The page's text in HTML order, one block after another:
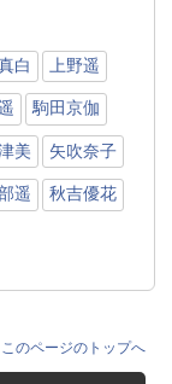
白 上野遥
駒田京伽
美 矢吹奈子
遥 秋吉優花
のページのトップへ